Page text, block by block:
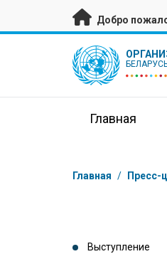
Перейти к основному
Добро
UN Logo
Главная
Навигационная
Главная / Пресс-
Выступление